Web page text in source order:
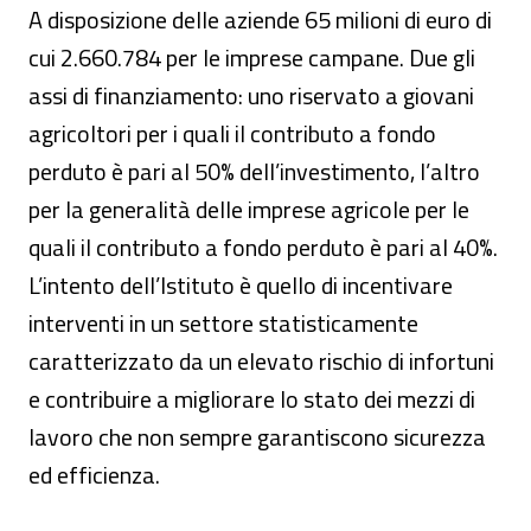
A disposizione delle aziende 65 milioni di euro di
cui 2.660.784 per le imprese campane. Due gli
assi di finanziamento: uno riservato a giovani
agricoltori per i quali il contributo a fondo
perduto è pari al 50% dell’investimento, l’altro
per la generalità delle imprese agricole per le
quali il contributo a fondo perduto è pari al 40%.
L’intento dell’Istituto è quello di incentivare
interventi in un settore statisticamente
caratterizzato da un elevato rischio di infortuni
e contribuire a migliorare lo stato dei mezzi di
lavoro che non sempre garantiscono sicurezza
ed efficienza.